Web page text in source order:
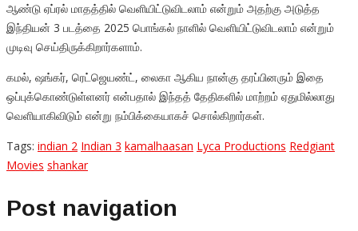
ஆண்டு ஏப்ரல் மாதத்தில் வெளியிட்டுவிடலாம் என்றும் அதற்கு அடுத்த
இந்தியன் 3 படத்தை 2025 பொங்கல் நாளில் வெளியிட்டுவிடலாம் என்றும்
முடிவு செய்திருக்கிறார்களாம்.
கமல், ஷங்கர், ரெட்ஜெயண்ட், லைகா ஆகிய நான்கு தரப்பினரும் இதை
ஒப்புக்கொண்டுள்ளனர் என்பதால் இந்தத் தேதிகளில் மாற்றம் ஏதுமில்லாது
வெளியாகிவிடும் என்று நம்பிக்கையாகச் சொல்கிறார்கள்.
Tags: indian 2 Indian 3 kamalhaasan Lyca Productions Redgiant
Movies shankar
Post navigation